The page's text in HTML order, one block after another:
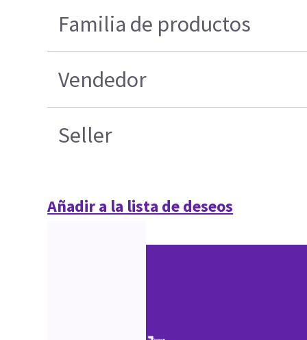
Familia de productos
Vendedor
Seller
Añadir a la lista de deseos